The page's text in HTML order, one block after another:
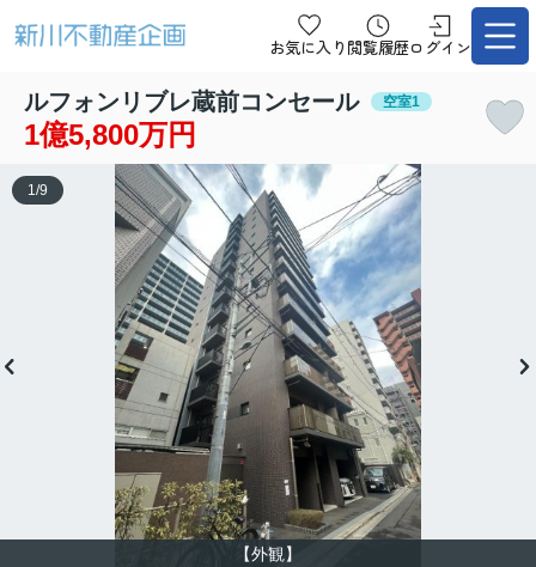
お気に入り 閲覧履歴ログイン
ルフォンリブレ蔵前コンセール 空室1
1億5,800万円
【外観】
1 /9